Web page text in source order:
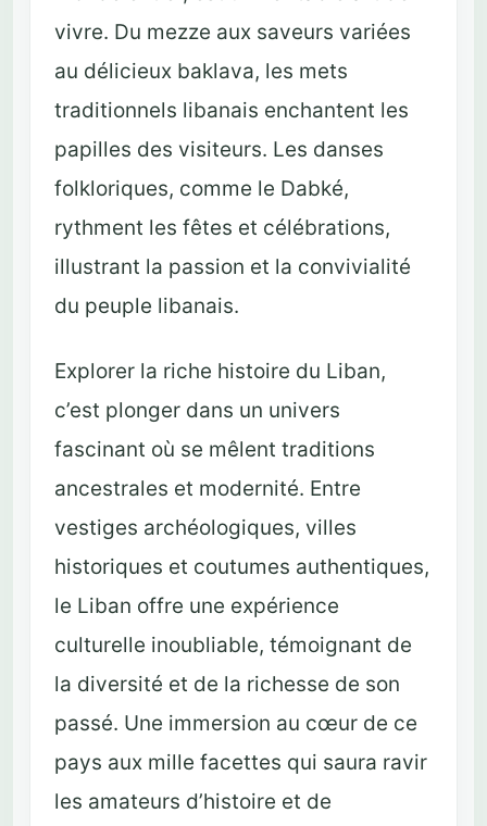
vivre. Du mezze aux saveurs variées
au délicieux baklava, les mets
traditionnels libanais enchantent les
papilles des visiteurs. Les danses
folkloriques, comme le Dabké,
rythment les fêtes et célébrations,
illustrant la passion et la convivialité
du peuple libanais.
Explorer la riche histoire du Liban,
c’est plonger dans un univers
fascinant où se mêlent traditions
ancestrales et modernité. Entre
vestiges archéologiques, villes
historiques et coutumes authentiques,
le Liban offre une expérience
culturelle inoubliable, témoignant de
la diversité et de la richesse de son
passé. Une immersion au cœur de ce
pays aux mille facettes qui saura ravir
les amateurs d’histoire et de